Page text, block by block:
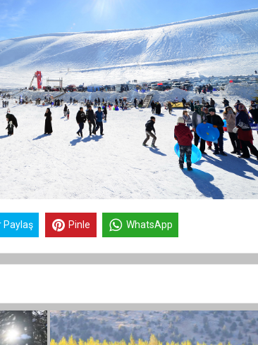
Paylaş Pinle WhatsApp